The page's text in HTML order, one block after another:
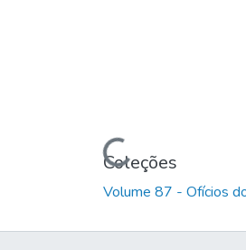
Carregando...
Coleções
Volume 87 - Ofícios